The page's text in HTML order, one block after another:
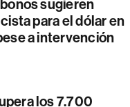
sugieren
para el dólar en
a intervención
los 7.700